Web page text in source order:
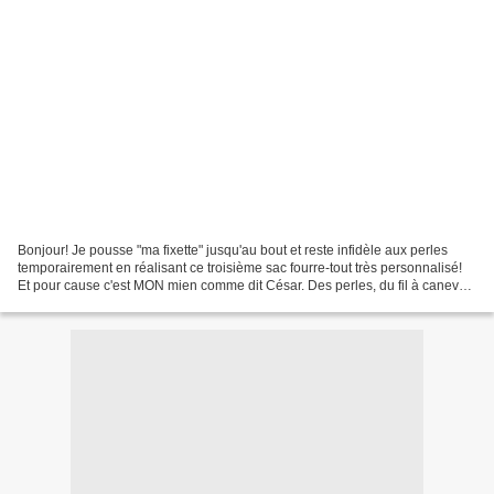
Bonjour! Je pousse "ma fixette" jusqu'au bout et reste infidèle aux perles
temporairement en réalisant ce troisième sac fourre-tout très personnalisé!
Et pour cause c'est MON mien comme dit César. Des perles, du fil à canevas